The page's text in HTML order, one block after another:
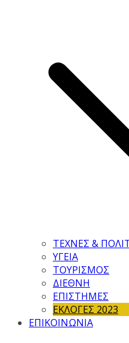
ΤΕΧΝΕΣ &
ΥΓΕΙΑ
ΤΟΥΡΙΣΜΟΣ
ΔΙΕΘΝΗ
ΕΠΙΣΤΗΜΕΣ
ΕΚΛΟΓΕΣ 2023
ΕΠΙΚΟΙΝΩΝΙΑ